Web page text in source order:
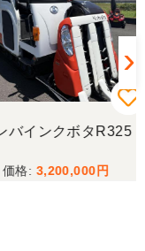
した。ありがとう
していただき感謝
インクボタR325
3,200,000